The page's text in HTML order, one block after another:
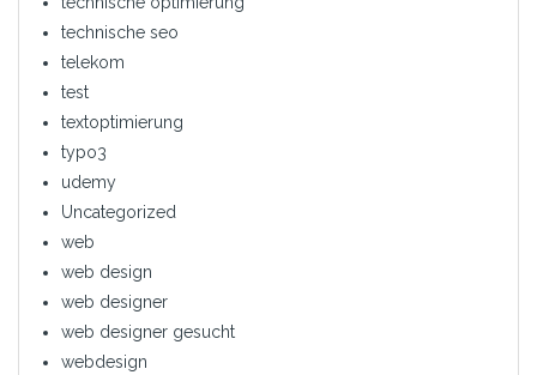
technische seo
telekom
test
textoptimierung
typo3
udemy
Uncategorized
web
web design
web designer
web designer gesucht
webdesign